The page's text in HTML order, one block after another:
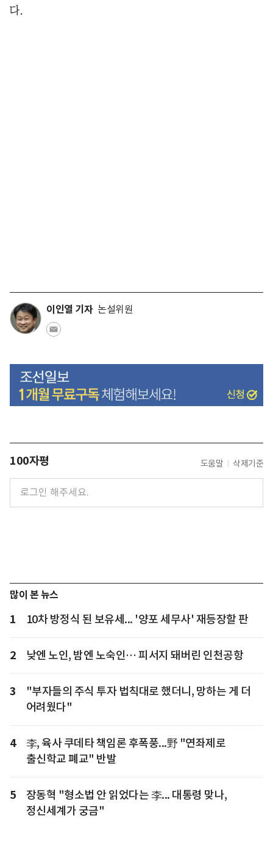
다.
이인열 기자 논설위원
100자평 도움말 삭제기준
많이 본 뉴스
1 10차 방정식 된 보유세... '양포 세무사' 재등장할 판
2 낮엔 노인, 밤엔 노숙인… 피서지 돼버린 인천공항
3
"부자들의 주식 투자 법칙대로 했더니, 망하는 게 더
어려웠다"
4
李, 육사 쿠데타 책임론 후폭풍...野 "연좌제로
출신학교 폐교" 반발
5
장동혁 "형소법 안 읽었다는 李... 대통령 맞나,
정신세계가 궁금"